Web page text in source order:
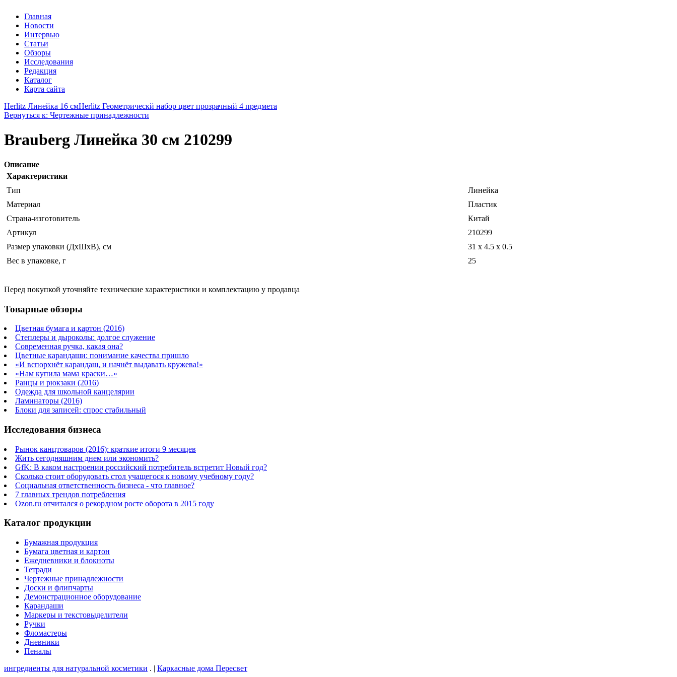
Главная
Новости
Интервью
Статьи
Обзоры
Исследования
Редакция
Каталог
Карта сайта
Herlitz Линейка 16 смHerlitz Геометрическй набор цвет прозрачный 4 предмета
Вернуться к: Чертежные принадлежности
Brauberg Линейка 30 см 210299
Описание
Характеристики
Тип
Линейка
Материал
Пластик
Страна-изготовитель
Китай
Артикул
210299
Размер упаковки (ДхШхВ), см
31 x 4.5 x 0.5
Вес в упаковке, г
25
Перед покупкой уточняйте технические характеристики и комплектацию у продавца
Товарные обзоры
Цветная бумага и картон (2016)
Степлеры и дыроколы: долгое служение
Современная ручка, какая она?
Цветные карандаши: понимание качества пришло
«И вспорхнёт карандаш, и начнёт выдавать кружева!»
«Нам купила мама краски…»
Ранцы и рюкзаки (2016)
Одежда для школьной канцелярии
Ламинаторы (2016)
Блоки для записей: спрос стабильный
Исследования бизнеса
Рынок канцтоваров (2016): краткие итоги 9 месяцев
Жить сегодняшним днем или экономить?
GfK: В каком настроении российский потребитель встретит Новый год?
Сколько стоит оборудовать стол учащегося к новому учебному году?
Социальная ответственность бизнеса - что главное?
7 главных трендов потребления
Ozon.ru отчитался о рекордном росте оборота в 2015 году
Каталог продукции
Бумажная продукция
Бумага цветная и картон
Ежедневники и блокноты
Тетради
Чертежные принадлежности
Доски и флипчарты
Демонстрационное оборудование
Карандаши
Маркеры и текстовыделители
Ручки
Фломастеры
Дневники
Пеналы
ингредиенты для натуральной косметики . | Каркасные дома Пересвет